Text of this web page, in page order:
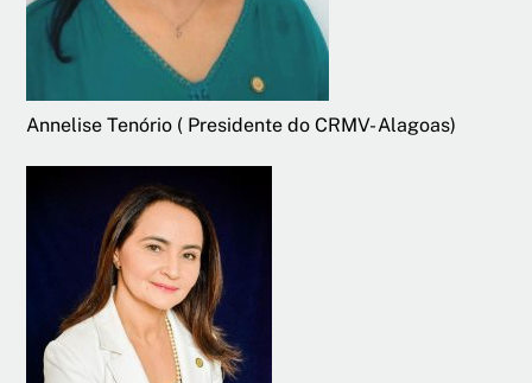
Annelise Tenório ( Presidente do CRMV- Alagoas)